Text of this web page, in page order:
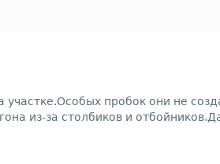
пробок они не
из-за столбиков и